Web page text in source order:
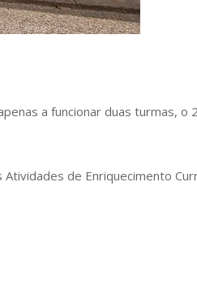
a funcionar duas turmas, o
de Enriquecimento